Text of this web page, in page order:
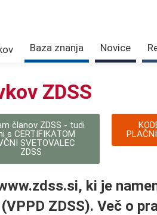
Baza znanja Novice
ZDSS
članov ZDSS - tudi
s CERTIFIKATOM
SVETOVALEC
ZDSS
ki je
ZDSS). Več o